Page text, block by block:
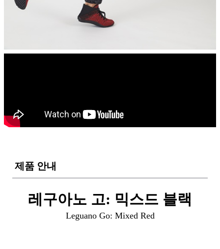
제품 안내
레구아노 고: 믹스드 블랙
Leguano Go: Mixed Red